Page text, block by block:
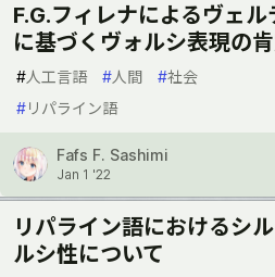
F.G.フィレナによるヴェル
に基づくヴォルシ表現の
#人工言語 #人間 #社会
#リパライン語
Fafs F. Sashimi
Jan 1 '22
リパライン語におけるシ
ルシ性について